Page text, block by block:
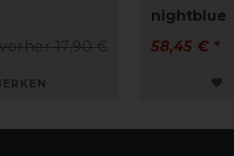
vorher 17,90 €
nightblue
58,45 € *